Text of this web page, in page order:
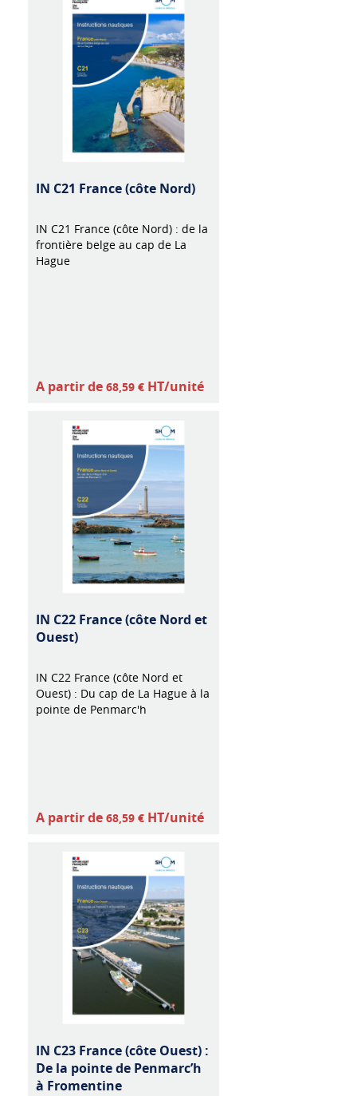
IN C21 France (côte Nord)
IN C21 France (côte Nord) : de la
frontière belge au cap de La
Hague
A partir de 68,59 € HT/unité
IN C22 France (côte Nord et
Ouest)
IN C22 France (côte Nord et
Ouest) : Du cap de La Hague à la
pointe de Penmarc'h
A partir de 68,59 € HT/unité
IN C23 France (côte Ouest) :
De la pointe de Penmarc’h
à Fromentine